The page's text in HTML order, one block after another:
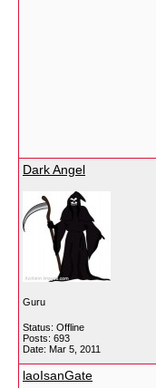
Dark Angel
Guru
Status: Offline
Posts: 693
Date: Mar 5, 2011
laoIsanGate